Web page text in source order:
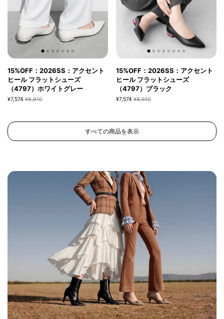
15%OFF：2026SS：アクセント
ヒール フラットシューズ
（4797）ホワイトグレー
¥7,574 ¥8,910
15%OFF：2026SS：アクセント
ヒール フラットシューズ
（4797）ブラック
¥7,574 ¥8,910
すべての商品を表示